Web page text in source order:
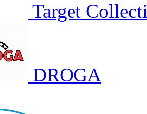
Target
DROGA